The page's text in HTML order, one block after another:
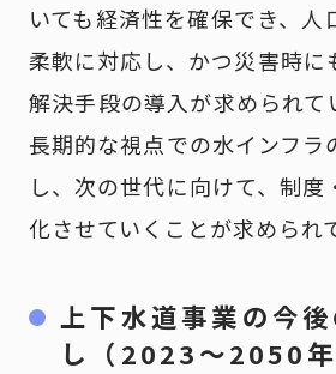
いても経済性を確保でき、人
柔軟に対応し、かつ災害時に
解決手段の導入が求められて
長期的な視点での水インフラ
し、次の世代に向けて、制度
化させていくことが求められ
上下水道事業の今
し（2023～2050年